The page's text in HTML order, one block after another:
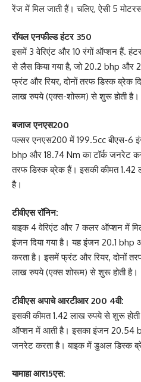
रेंज में मिल जाती हैं। चलिए, ऐसी 5
रॉयल एनफील्ड हंटर 350
इसमें 3 वेरिएंट और 10 रंगों ऑप्शन हैं.
से लैस किया गया है, जो 20.2 bhp और
फ्रंट और रियर, दोनों तरफ डिस्क ब्रेक
लाख रुपये (एक्स-शोरूम) से शुरू होती है।
बजाज एनएस200
पल्सर एनएस200 में 199.5cc बीएस-6
bhp और 18.74 Nm का टॉर्क जनरेट
तरफ डिस्क ब्रेक हैं। इसकी कीमत 1.42
है।
टीवीएस रॉनिन:
बाइक 4 वेरिएंट और 7 कलर ऑप्शन में
इंजन दिया गया है। यह इंजन 20.1 bhp
करता है। इसमें फ्रंट और रियर, दोनों
लाख रुपये (एक्स शोरूम) से शुरू होती है।
टीवीएस अपाचे आरटीआर 200 4वी:
इसकी कीमत 1.42 लाख रुपये से शुरू
ऑप्शन में आती है। इसका इंजन 20.54
जनरेट करता है। बाइक में डुअल डिस्क
यामाहा आर15एस: